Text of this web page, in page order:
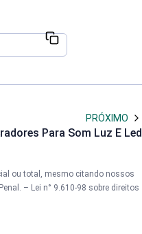
PRÓXIMO
Para Som Luz E Led
ou total, mesmo citando nossos
– Lei n° 9.610-98 sobre direitos